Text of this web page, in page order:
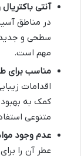
آنتی
در مناطق
سطحی و جدید
مهم است.
مناسب برای
اقدامات
کمک به
متنوعی
عدم وجود
عطر آن را